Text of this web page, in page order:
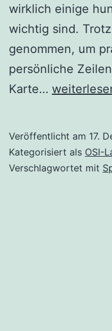
wirklich einige
wichtig sind.
genommen, um
persönliche
Karte…
Veröffentlicht am 17.
Kategorisiert als OSI-
Verschlagwortet mit